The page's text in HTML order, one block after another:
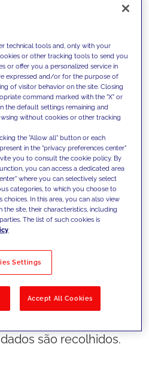
substancial no
da Google, pelo
em que se
com a utilização
permitirá à
oferecer aos
para otimizar as
Esta
se á nos "eventos"
em tudo (e quero
utilizador faz quando
É uma boa prática
o que o GA4 faz é
Se tiver este
em mente ao
moldar melhor
pretende ver nos
são recolhidos.
technical tools and, only with your
or other tracking tools to send you
or offer you a personalized service in
expressed and/or for the purpose of
of visitor behavior on the site. Closing
command marked with the "X" or
the default settings remaining and
without cookies or other tracking
the "Allow all" button or each
in the "privacy preferences center"
you to consult the cookie policy. By
you can access a dedicated area
where you can selectively select
categories, to which you choose to
In this area, you can also view
site, their characteristics, including
The list of such cookies is
Settings
Accept All Cookies